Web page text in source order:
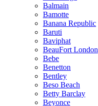
Balmain
Bamotte
Banana Republic
Baruti
Baviphat
BeauFort London
Bebe
Benetton
Bentley
Beso Beach
Betty Barclay
Beyonce